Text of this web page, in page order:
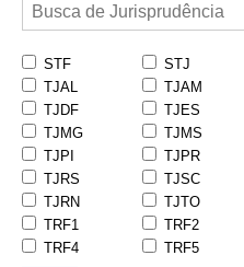
STF STJ
TJAL
TJAM
TJDF
TJES
TJMG
TJMS
TJPI
TJPR
TJRS
TJSC
TJRN
TJTO
TRF1
TRF2
TRF4
TRF5